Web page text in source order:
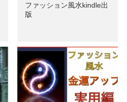
ファッション風水kindle出
版